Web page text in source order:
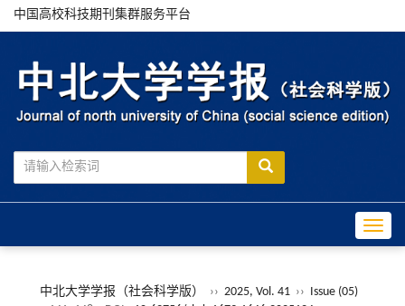
中国高校科技期刊集群服务平台
中北大学学报（社会科学版） ›› 2025, Vol. 41 ››
Issue (05)